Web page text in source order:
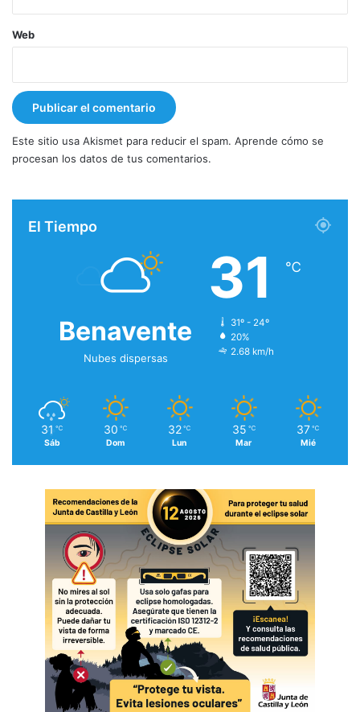
Web
Este sitio usa Akismet para reducir el spam. Aprende cómo se
procesan los datos de tus comentarios.
El Tiempo
Benavente
Nubes dispersas
31 ℃
31º - 24º
20%
2.68 km/h
31 ℃
Sáb
30 ℃
Dom
32 ℃
Lun
35 ℃
Mar
37 ℃
Mié